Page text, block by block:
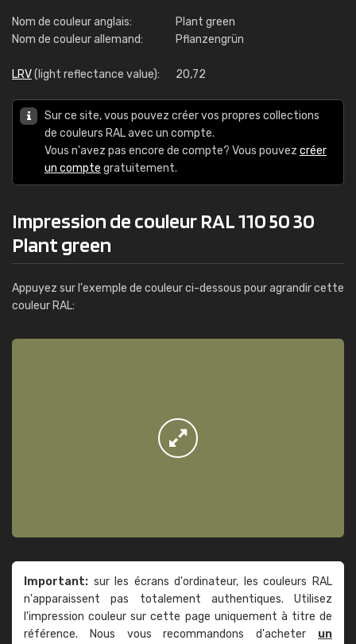
Nom de couleur anglais:
Plant green
Nom de couleur allemand:
Pflanzengrün
LRV(light reflectance value): 20,72
Sur ce site, vous pouvez créer vos propres collections
de couleurs RAL avec un compte.
Vous n'avez pas encore de compte? Vous pouvez créer
un compte gratuitement.
Impression de couleur RAL 110 50 30
Plant green
Appuyez sur l'exemple de couleur ci-dessous pour agrandir cette
couleur RAL:
Important: sur les écrans d'ordinateur, les couleurs RAL
n'apparaissent pas totalement authentiques. Utilisez
l'impression couleur sur cette page uniquement à titre de
référence. Nous vous recommandons d'acheter un